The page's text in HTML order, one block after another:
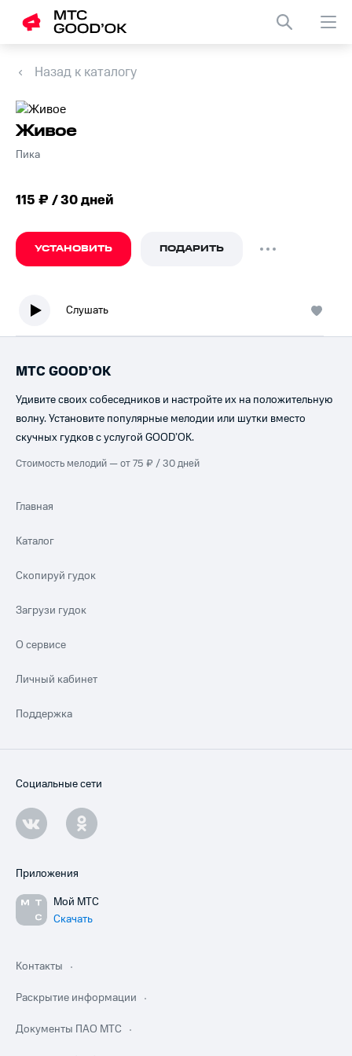
Назад к каталогу
Живое
Пика
115 ₽ / 30 дней
УСТАНОВИТЬ ПОДАРИТЬ
Слушать
МТС GOOD’OK
Удивите своих собеседников и настройте их на положительную
волну. Установите популярные мелодии или шутки вместо
скучных гудков с услугой GOOD’OK.
Стоимость мелодий — от 75 ₽ / 30 дней
Главная
Каталог
Скопируй гудок
Загрузи гудок
О сервисе
Личный кабинет
Поддержка
Социальные сети
Приложения
Мой МТС
Скачать
Контакты
Раскрытие информации
Документы ПАО МТС